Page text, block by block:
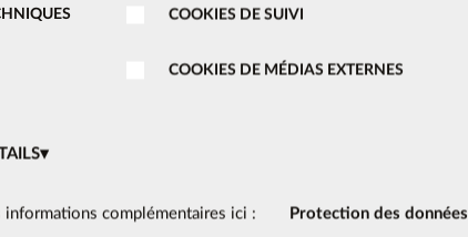
COOKIES DE SUIVI
COOKIES DE MÉDIAS EXTERNES
informations complémentaires ici : Protection des données
600 mm